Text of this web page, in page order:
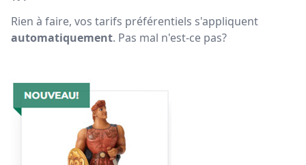
Rien à faire, vos tarifs préférentiels s'appliquent
automatiquement. Pas mal n'est-ce pas?